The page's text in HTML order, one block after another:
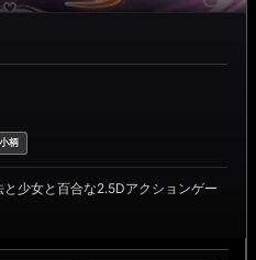
柄
少女と百合な2.5Dアクションゲー